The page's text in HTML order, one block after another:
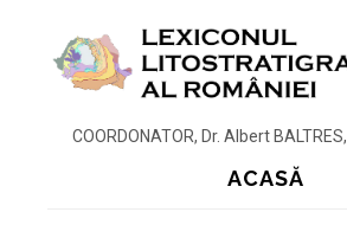
COORDONATOR, Dr. Albert
ACASĂ